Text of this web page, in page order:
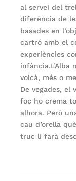
al servei del
diferència de
basades en
cartró amb el
experiències
volcà, més o
De vegades, el
foc ho crema
alhora. Però
cau d’orella
truc li farà